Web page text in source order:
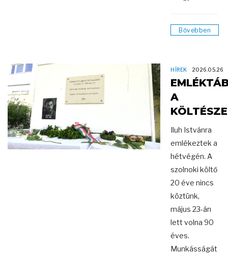
Bővebben
HÍREK 2026.05.26
A
Iluh Istvánra
emlékeztek a
hétvégén. A
szolnoki költő
20 éve nincs
köztünk,
május 23-án
lett volna 90
éves.
Munkásságát